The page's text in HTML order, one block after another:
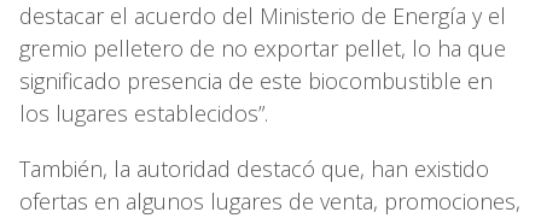
destacar el acuerdo del Ministerio de Energía y el
gremio pelletero de no exportar pellet, lo ha que
significado presencia de este biocombustible en
los lugares establecidos”.
También, la autoridad destacó que, han existido
ofertas en algunos lugares de venta, promociones,